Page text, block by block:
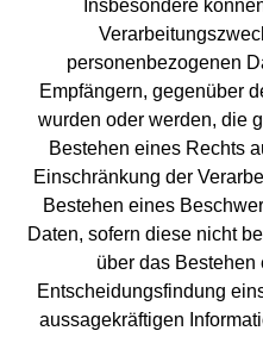
Insbesondere
personenbezogenen
Empfängern, gegenüber
wurden oder werden, die
Bestehen eines Rechts
Einschränkung der
Bestehen eines
Daten, sofern diese nicht
über das Bestehen
Entscheidungsfindung
aussagekräftigen